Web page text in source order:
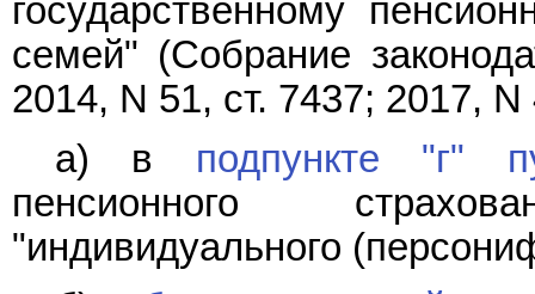
государственному
семей" (Собрание
2014, N 51, ст. 7437; 2017,
а) в подпункте "г"
пенсионного
"индивидуального